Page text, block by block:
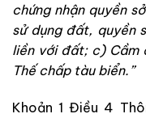
chứng nhận quyền
sử dụng đất, quyền
liền với đất; c) Cầm
Thế chấp tàu biển.”
Khoản1Điều 4